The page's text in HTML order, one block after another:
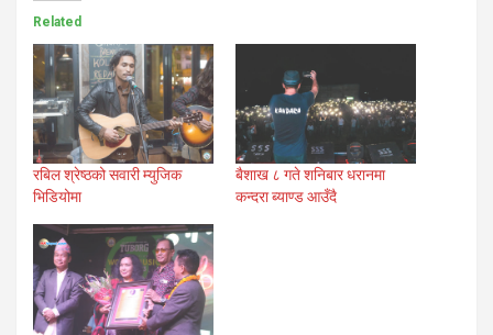
Related
रबिल श्रेष्ठको सवारी म्युजिक
भिडियोमा
बैशाख ८ गते शनिबार धरानमा
कन्दरा ब्याण्ड आउँदै